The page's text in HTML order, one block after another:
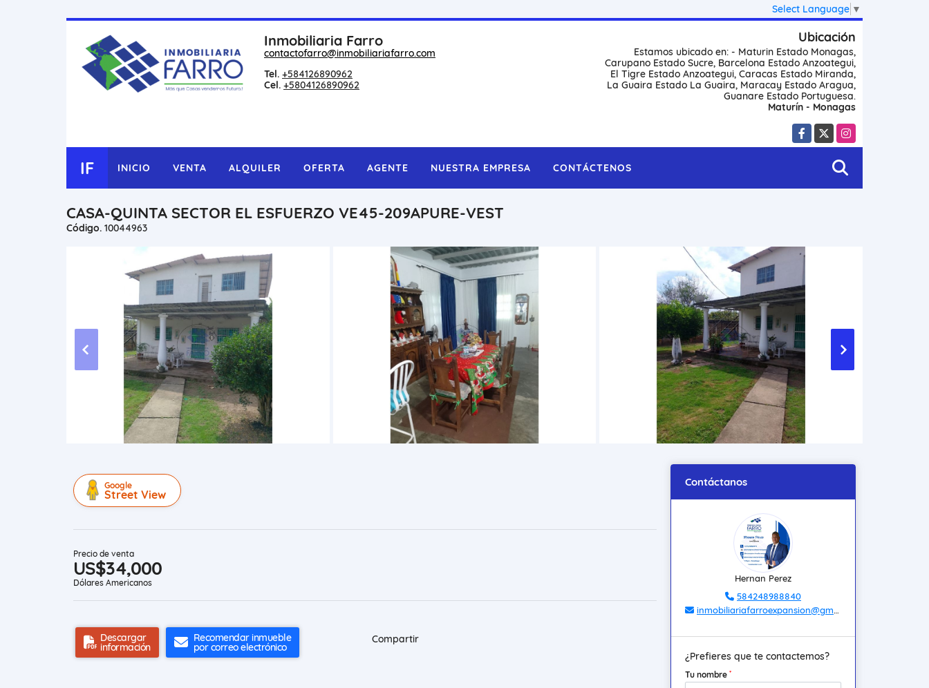
Select Language ▼
Inmobiliaria Farro
contactofarro@inmobiliariafarro.com
Tel. +584126890962
Cel. +5804126890962
Ubicación
Estamos ubicado en: - Maturin Estado Monagas,
Carupano Estado Sucre, Barcelona Estado Anzoategui,
El Tigre Estado Anzoategui, Caracas Estado Miranda,
La Guaira Estado La Guaira, Maracay Estado Aragua,
Guanare Estado Portuguesa.
Maturín - Monagas
Facebook
X Instagram
IF INICIO VENTA ALQUILER OFERTA AGENTE NUESTRA EMPRESA CONTÁCTENOS
CASA-QUINTA SECTOR EL ESFUERZO VE45-209APURE-VEST
Código. 10044963
Google
Street View
Precio de venta
US$34,000
Dólares Americanos
Descargar
información
Recomendar inmueble
por correo electrónico
Compartir
Contáctanos
Hernan Perez
584248988840
inmobiliariafarroexpansion@gmail.com
¿Prefieres que te contactemos?
Tu nombre *